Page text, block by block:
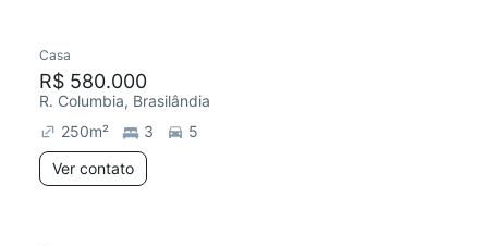
Casa
R$ 580.000
R. Columbia, Brasilândia
250m² 3
5
Ver contato